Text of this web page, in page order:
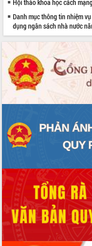
Hội thảo khoa học cách
Danh mục thông tin nhiệm
dụng ngân sách nhà nước